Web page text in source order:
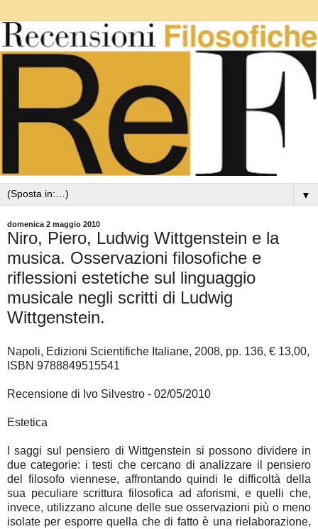
▼
domenica 2 maggio 2010
Niro, Piero, Ludwig Wittgenstein e la
musica. Osservazioni filosofiche e
riflessioni estetiche sul linguaggio
musicale negli scritti di Ludwig
Wittgenstein.
Napoli, Edizioni Scientifiche Italiane, 2008, pp. 136, € 13,00,
ISBN 9788849515541
Recensione di Ivo Silvestro - 02/05/2010
Estetica
I saggi sul pensiero di Wittgenstein si possono dividere in
due categorie: i testi che cercano di analizzare il pensiero
del filosofo viennese, affrontando quindi le difficoltà della
sua peculiare scrittura filosofica ad aforismi, e quelli che,
invece, utilizzano alcune delle sue osservazioni più o meno
isolate per esporre quella che di fatto è una rielaborazione,